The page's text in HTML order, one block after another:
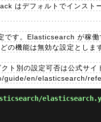
はデフォルトでインスト
す。Elasticsearch が稼働
の機能は無効な設定としま
ト別の設定可否は公式サイ
guide/en/elasticsearch/